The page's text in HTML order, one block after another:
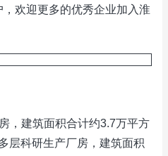
欢迎更多的优秀企业加入淮
建筑面积合计约3.7万平方
层科研生产厂房，建筑面积